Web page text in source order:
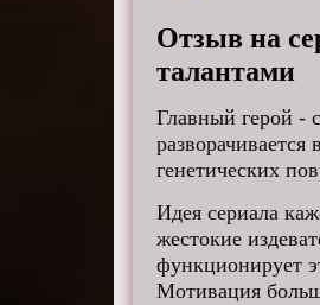
Отзыв на
талантами
Главный герой -
генетических
Идея сериала
жестокие
функционирует
Мотивация